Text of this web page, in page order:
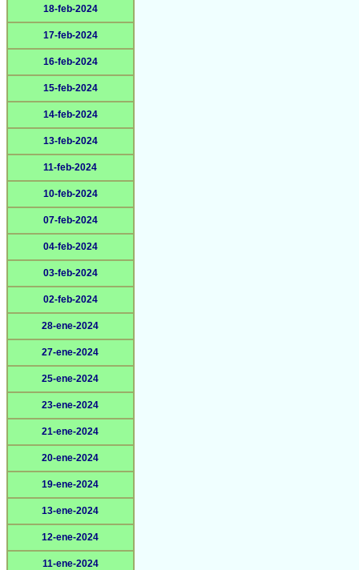
18-feb-2024
17-feb-2024
16-feb-2024
15-feb-2024
14-feb-2024
13-feb-2024
11-feb-2024
10-feb-2024
07-feb-2024
04-feb-2024
03-feb-2024
02-feb-2024
28-ene-2024
27-ene-2024
25-ene-2024
23-ene-2024
21-ene-2024
20-ene-2024
19-ene-2024
13-ene-2024
12-ene-2024
11-ene-2024